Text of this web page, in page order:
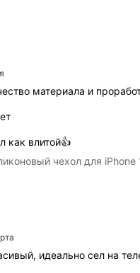
материала и
как влитой👍
чехол для
идеально сел на